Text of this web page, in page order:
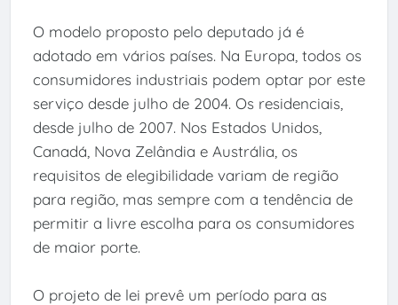
O modelo proposto pelo deputado já é
adotado em vários países. Na Europa, todos os
consumidores industriais podem optar por este
serviço desde julho de 2004. Os residenciais,
desde julho de 2007. Nos Estados Unidos,
Canadá, Nova Zelândia e Austrália, os
requisitos de elegibilidade variam de região
para região, mas sempre com a tendência de
permitir a livre escolha para os consumidores
de maior porte.
O projeto de lei prevê um período para as